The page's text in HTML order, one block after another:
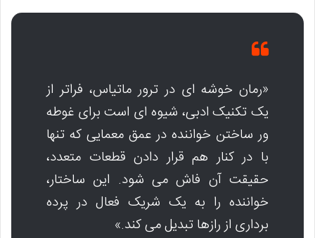
«رمان خوشه ای در ترور ماتیاس، فراتر از
یک تکنیک ادبی، شیوه ای است برای غوطه
ور ساختن خواننده در عمق معمایی که تنها
با در کنار هم قرار دادن قطعات متعدد،
حقیقت آن فاش می شود. این ساختار،
خواننده را به یک شریک فعال در پرده
برداری از رازها تبدیل می کند.»